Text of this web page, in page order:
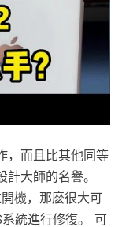
，而且比其他同等
大師的名譽。
機，那麽很大可
統進行修復。 可